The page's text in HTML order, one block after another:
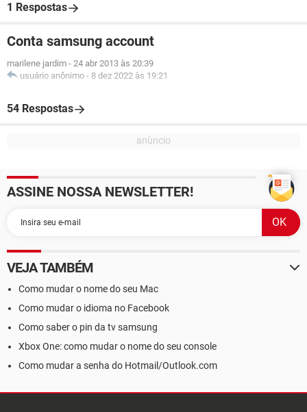
1 Respostas
Conta samsung account
marilene jardim - 24 abr 2013 às 20:39
usuário anônimo - 8 dez 2022 às 19:21
54 Respostas
ASSINE NOSSA NEWSLETTER!
VEJA TAMBÉM
Como mudar o nome do seu Mac
Como mudar o idioma no Facebook
Como saber o pin da tv samsung
Xbox One: como mudar o nome do seu console
Como mudar a senha do Hotmail/Outlook.com